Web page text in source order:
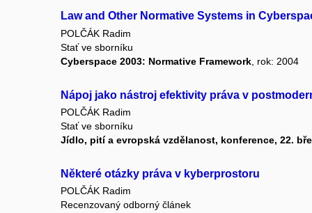
Law and Other Normative Systems in
POLČÁK Radim
Stať ve sborníku
Cyberspace 2003: Normative Framework , rok: 2004
Nápoj jako nástroj efektivity práva v
POLČÁK Radim
Stať ve sborníku
Jídlo, pití a evropská vzdělanost, konference, 22.
Některé otázky práva v kyberprostoru
POLČÁK Radim
Recenzovaný odborný článek